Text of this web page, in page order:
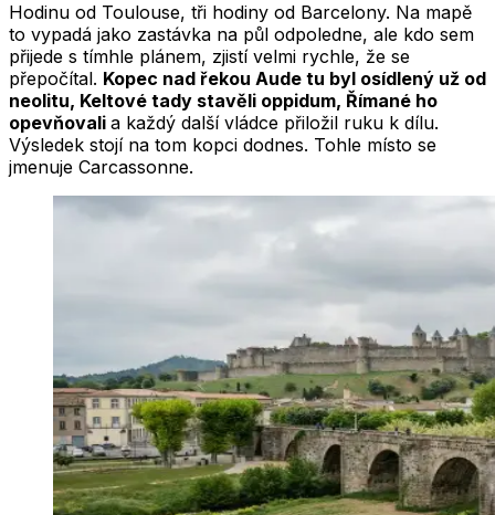
Hodinu od Toulouse, tři hodiny od Barcelony. Na mapě
to vypadá jako zastávka na půl odpoledne, ale kdo sem
přijede s tímhle plánem, zjistí velmi rychle, že se
přepočítal. Kopec nad řekou Aude tu byl osídlený už od
neolitu, Keltové tady stavěli oppidum, Římané ho
opevňovali a každý další vládce přiložil ruku k dílu.
Výsledek stojí na tom kopci dodnes. Tohle místo se
jmenuje Carcassonne.